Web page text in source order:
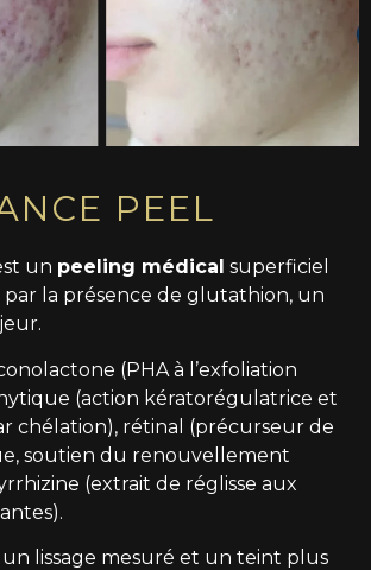
PEEL
un peeling médical superficiel
la présence de glutathion, un
(PHA à l’exfoliation
(action kératorégulatrice et
chélation), rétinal (précurseur de
soutien du renouvellement
(extrait de réglisse aux
un lissage mesuré et un teint plus